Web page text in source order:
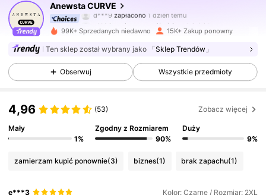
Anewsta CURVE
e***4zaobserwował(-a) 1 godzin(y) temu
4,73 132K Obserwujący
4,73 132K Obserwujący
99K+ Sprzedanych niedawno 15K+ Zakup ponowny
Ten sklep został wybrany jako 「Sklep Trendów」
Obserwuj Wszystkie przedmioty
4,96 (53) Zobacz więcej
Mały
1%
Zgodny z Rozmiarem
90%
Duży
9%
zamierzam kupić ponownie(3) biznes(1) brak zapachu(1)
e***3 Kolor: Czarne / Rozmiar: 2XL